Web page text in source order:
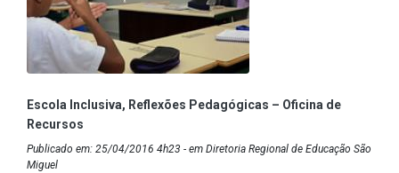
Escola Inclusiva, Reflexões Pedagógicas – Oficina de
Recursos
Publicado em: 25/04/2016 4h23 - em Diretoria Regional de Educação São
Miguel